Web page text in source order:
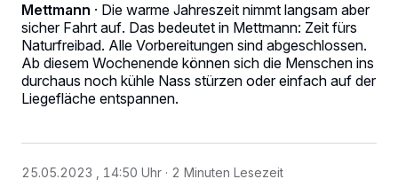
Mettmann · Die warme Jahreszeit nimmt langsam aber
sicher Fahrt auf. Das bedeutet in Mettmann: Zeit fürs
Naturfreibad. Alle Vorbereitungen sind abgeschlossen.
Ab diesem Wochenende können sich die Menschen ins
durchaus noch kühle Nass stürzen oder einfach auf der
Liegefläche entspannen.
25.05.2023 , 14:50 Uhr 2 Minuten Lesezeit
Wir und unsere218-Partner speichern und greifen auf
personenbezogene Daten wie Browserdaten oder eindeutige
Kennungen auf Ihrem Gerät zu. Durch Auswahl von OK aktivieren Sie
Anzeigen möglicherweise nicht mehr so relevant für Sie. Sie können
dieses Menü jederzeit wieder aufrufen, um Ihre Einstellungen zu